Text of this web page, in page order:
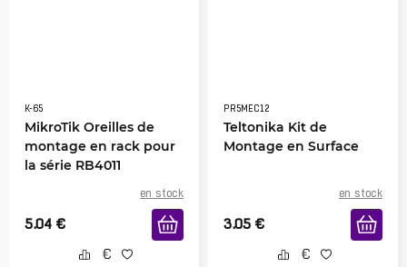
K-65
MikroTik Oreilles de
montage en rack pour
la série RB4011
en stock
5.04 €
PR5MEC12
Teltonika Kit de
Montage en Surface
en stock
3.05 €